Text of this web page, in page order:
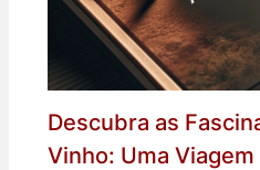
Descubra as
Vinho: Uma